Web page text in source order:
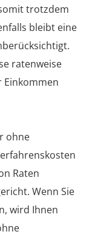
trotzdem
bleibt eine
ratenweise
Einkommen
ohne
Raten
Wenn Sie
wird Ihnen